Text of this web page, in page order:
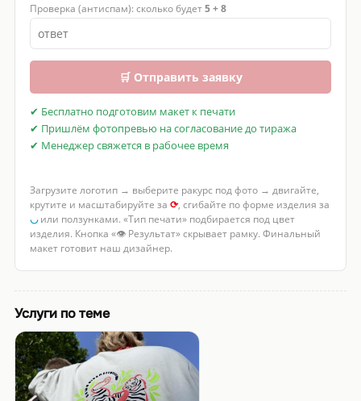
Проверка (антиспам): сколько будет5 + 8
🛒 Отправить заявку
✔ Бесплатно подготовим макет к печати
✔ Пришлём фотопревью на согласование до тиража
✔ Менеджер свяжется в рабочее время
Загрузите логотип → выберите ракурс под фото → двигайте,
крутите и масштабируйте за ⟳, сгибайте по форме изделия за
◡или ползунками. «Тип печати» подбирается под цвет
изделия. Кнопка «👁 Результат» скрывает рамку. Финальный
макет готовит наш дизайнер.
Услуги по теме